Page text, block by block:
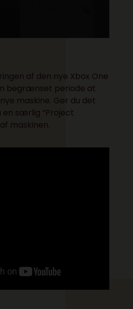
af den nye Xbox One
begrænset periode at
maskine. Gør du det
en særlig “Project
maskinen.